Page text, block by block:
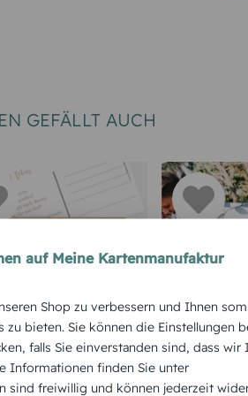
GEFÄLLT AUCH
the-Date
Hochzeit
auf Meine Kartenmanufaktur
Shop zu verbessern und Ihnen
bieten. Sie können die Einstellungen
falls Sie einverstanden sind, dass
Informationen finden Sie unter
sind freiwillig und können jederzeit